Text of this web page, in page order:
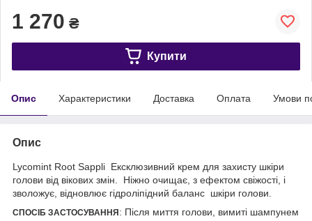
1 270 ₴
Купити
Опис Характеристики Доставка Оплата Умови
Опис
Lycomint Root Sappli Ексклюзивний крем для захисту шкіри
голови від вікових змін. Ніжно очищає, з ефектом свіжості, і
зволожує, відновлює гідроліпідний баланс шкіри голови.
СПОСІБ ЗАСТОСУВАННЯ: Після миття голови, вимиті шампунем